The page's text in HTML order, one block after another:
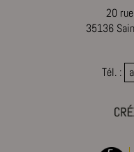
20
35136
Tél. :